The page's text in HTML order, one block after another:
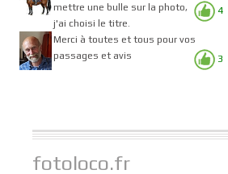
4
mettre une bulle sur la photo,
j'ai choisi le titre.
3
Merci à toutes et tous pour vos
passages et avis
fotoloco.fr